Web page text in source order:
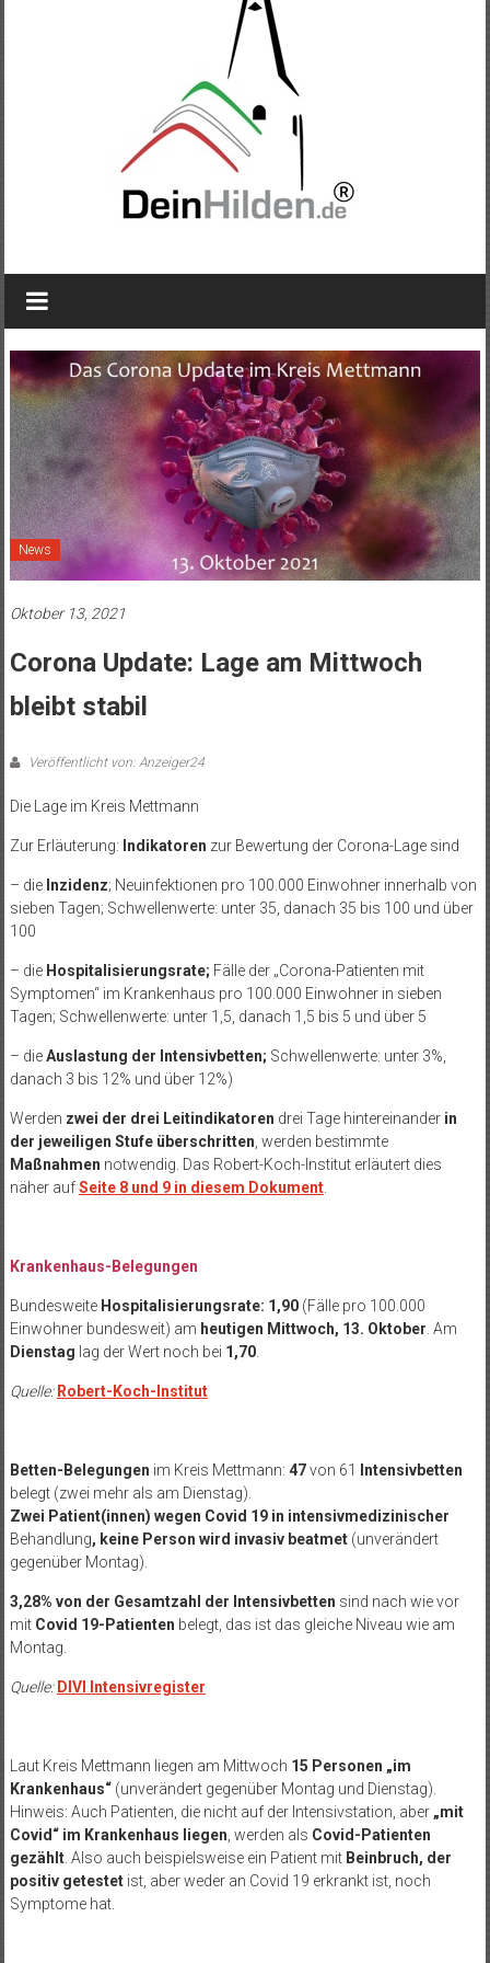
News
Oktober 13, 2021
Corona Update: Lage am Mittwoch
bleibt stabil
Veröffentlicht von: Anzeiger24
Die Lage im Kreis Mettmann
Zur Erläuterung: Indikatoren zur Bewertung der Corona-Lage sind
– die Inzidenz; Neuinfektionen pro 100.000 Einwohner innerhalb von
sieben Tagen; Schwellenwerte: unter 35, danach 35 bis 100 und über
100
– die Hospitalisierungsrate; Fälle der „Corona-Patienten mit
Symptomen“ im Krankenhaus pro 100.000 Einwohner in sieben
Tagen; Schwellenwerte: unter 1,5, danach 1,5 bis 5 und über 5
– dieAuslastung der Intensivbetten; Schwellenwerte: unter 3%,
danach 3 bis 12% und über 12%)
Werden zwei der drei Leitindikatoren drei Tage hintereinander in
der jeweiligen Stufe überschritten , werden bestimmte
Maßnahmen notwendig. Das Robert-Koch-Institut erläutert dies
näher aufSeite 8 und 9 in diesem Dokument.
Krankenhaus-Belegungen
Bundesweite Hospitalisierungsrate: 1,90 (Fälle pro 100.000
Einwohner bundesweit) am heutigen Mittwoch, 13. Oktober . Am
Dienstag lag der Wert noch bei 1,70.
Quelle:Robert-Koch-Institut
Betten-Belegungen im Kreis Mettmann: 47von 61 Intensivbetten
belegt (zwei mehr als am Dienstag).
Zwei Patient(innen) wegen Covid 19 in intensivmedizinischer
Behandlung, keine Person wird invasiv beatmet(unverändert
gegenüber Montag).
3,28% von der Gesamtzahl der Intensivbetten sind nach wie vor
mitCovid 19-Patienten belegt, das ist das gleiche Niveau wie am
Montag.
Quelle: DIVI Intensivregister
Laut Kreis Mettmann liegen am Mittwoch 15 Personen „im
Krankenhaus“ (unverändert gegenüber Montag und Dienstag).
Hinweis: Auch Patienten, die nicht auf der Intensivstation, aber „mit
Covid“ im Krankenhaus liegen , werden als Covid-Patienten
gezählt. Also auch beispielsweise ein Patient mit Beinbruch, der
positiv getestetist, aber weder an Covid 19 erkrankt ist, noch
Symptome hat.